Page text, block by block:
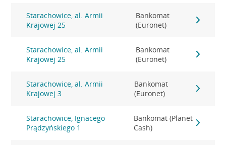
Starachowice, al. Armii
Krajowej 25
Bankomat
(Euronet)
Starachowice, al. Armii
Krajowej 25
Bankomat
(Euronet)
Starachowice, al. Armii
Krajowej 3
Bankomat
(Euronet)
Starachowice, Ignacego
Prądzyńskiego 1
Bankomat (Planet
Cash)